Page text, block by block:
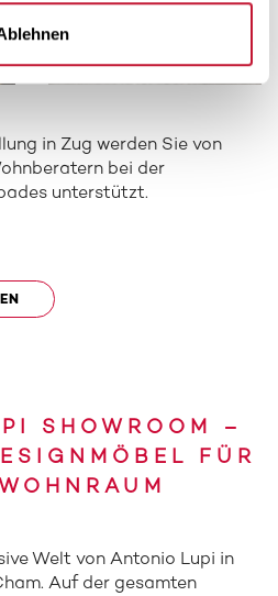
in Zug werden Sie von
bei der
unterstützt.
SHOWROOM –
FÜR
Welt von Antonio Lupi in
Auf der gesamten